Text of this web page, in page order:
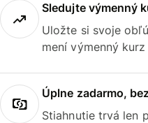
Sledujte výmenný
Uložte si svoje
mení výmenný kurz
Úplne zadarmo,
Stiahnutie trvá len